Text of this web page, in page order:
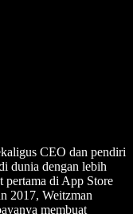
CEO dan pendiri
dunia dengan lebih
pertama di App Store
2017, Weitzman
membuat